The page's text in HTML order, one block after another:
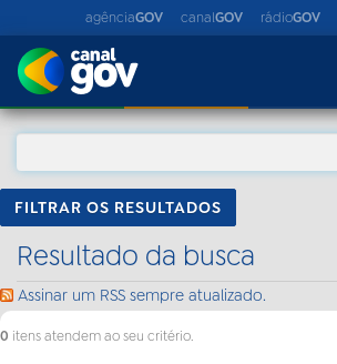
agênciaGOV canalGOV rádioGOV
FILTRAR OS RESULTADOS
Resultado da busca
Assinar um RSS sempre atualizado.
0 itens atendem ao seu critério.